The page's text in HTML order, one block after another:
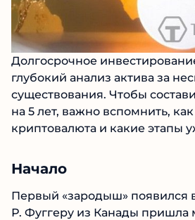
Долгосрочное
глубокий анализ актива за
существования. Чтобы
на 5 лет, важно вспомнить,
криптовалюта и какие этапы
Начало
Первый «зародыш» появился
Р. Фуггеру из Канады пришла